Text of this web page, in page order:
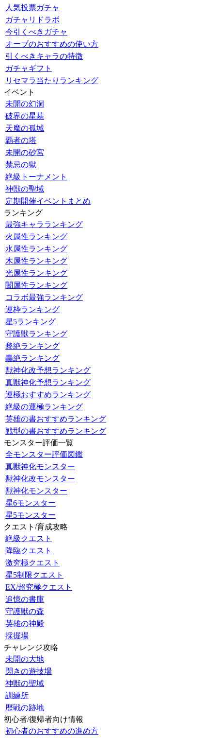
人気投票ガチャ
ガチャリドラボ
今引くべきガチャ
オーブのおすすめの使い方
引くべきキャラの特徴
ガチャギフト
リセマラ当たりランキング
イベント
未開の幻洞
破界の星墓
天魔の孤城
覇者の塔
未開の砂宮
禁忌の獄
絶級トーナメント
神獣の聖域
定期開催イベントまとめ
ランキング
最強キャラランキング
火属性ランキング
水属性ランキング
木属性ランキング
光属性ランキング
闇属性ランキング
コラボ最強ランキング
運枠ランキング
星5ランキング
守護獣ランキング
黎絶ランキング
轟絶ランキング
獣神化改予想ランキング
真獣神化予想ランキング
運極おすすめランキング
絶級の運極ランキング
英雄の書おすすめランキング
戦型の書おすすめランキング
モンスター評価一覧
全モンスター評価図鑑
真獣神化モンスター
獣神化改モンスター
獣神化モンスター
星6モンスター
星5モンスター
クエスト/育成攻略
絶級クエスト
降臨クエスト
激究極クエスト
星5制限クエスト
EX/超究極クエスト
追憶の書庫
守護獣の森
英雄の神殿
採掘場
チャレンジ攻略
未開の大地
閃きの遊技場
神獣の聖域
訓練所
歴戦の跡地
初心者/復帰者向け情報
初心者のおすすめの進め方